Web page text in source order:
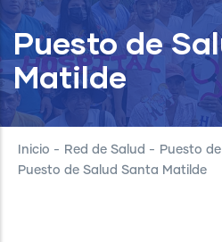
Puesto de
Matilde
Inicio - Red de Salud - Puesto
Puesto de Salud Santa Matilde